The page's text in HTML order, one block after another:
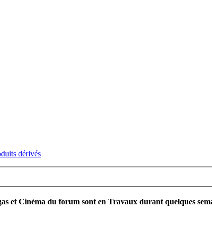
dérivés
et Cinéma du forum sont en Travaux durant quelques